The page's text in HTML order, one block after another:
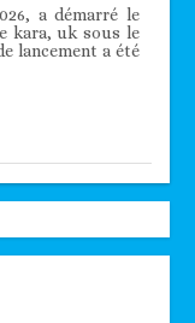
a démarré le
kara, uk sous le
lancement a été